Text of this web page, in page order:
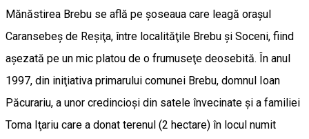
Mănăstirea Brebu se află pe şoseaua care leagă oraşul
Caransebeş de Reşiţa, între localităţile Brebu şi Soceni, fiind
aşezată pe un mic platou de o frumuseţe deosebită. În anul
1997, din iniţiativa primarului comunei Brebu, domnul Ioan
Păcurariu, a unor credincioşi din satele învecinate şi a familiei
Toma Iţariu care a donat terenul (2 hectare) în locul numit